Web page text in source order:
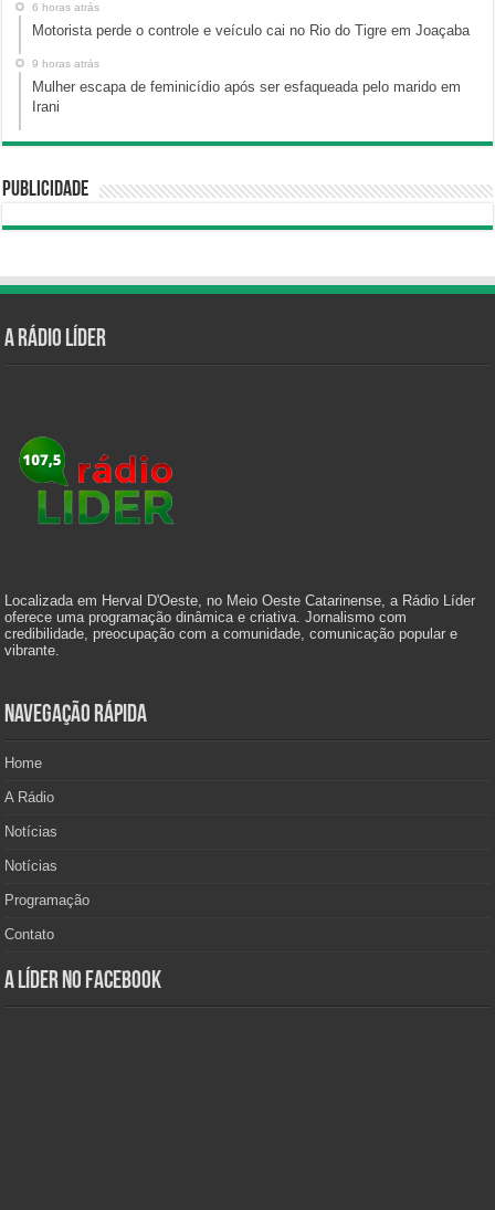
6 horas atrás
Motorista perde o controle e veículo cai no Rio do Tigre em Joaçaba
9 horas atrás
Mulher escapa de feminicídio após ser esfaqueada pelo marido em
Irani
Publicidade
A Rádio Líder
Localizada em Herval D'Oeste, no Meio Oeste Catarinense, a Rádio Líder
oferece uma programação dinâmica e criativa. Jornalismo com
credibilidade, preocupação com a comunidade, comunicação popular e
vibrante.
Navegação Rápida
Home
A Rádio
Notícias
Notícias
Programação
Contato
A Líder no Facebook